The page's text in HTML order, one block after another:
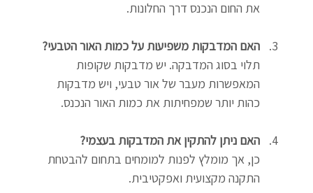
את החום הנכנס דרך החלונות.
האם המדבקות משפיעות על כמות האור הטבעי?
תלוי בסוג המדבקה. יש מדבקות שקופות
המאפשרות מעבר של אור טבעי, ויש מדבקות
כהות יותר שמפחיתות את כמות האור הנכנס.
האם ניתן להתקין את המדבקות בעצמי?
כן, אך מומלץ לפנות למומחים בתחום להבטחת
התקנה מקצועית ואפקטיבית.